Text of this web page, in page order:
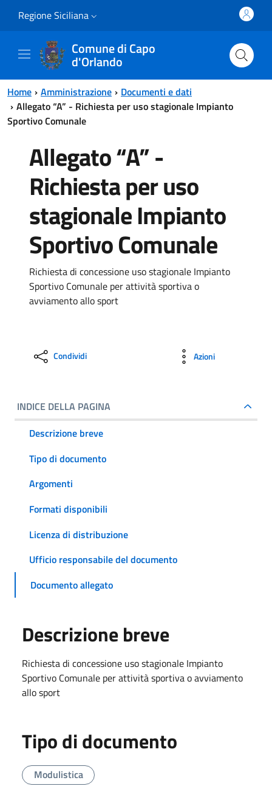
Regione Siciliana
Comune di Capo
d'Orlando
Home Amministrazione
Documenti e dati
Allegato “A” - Richiesta per uso stagionale Impianto
Sportivo Comunale
Allegato “A” -
Richiesta per uso
stagionale Impianto
Sportivo Comunale
Richiesta di concessione uso stagionale Impianto
Sportivo Comunale per attività sportiva o
avviamento allo sport
Condividi Azioni
INDICE DELLA PAGINA
Descrizione breve
Tipo di documento
Argomenti
Formati disponibili
Licenza di distribuzione
Ufficio responsabile del documento
Documento allegato
Descrizione breve
Richiesta di concessione uso stagionale Impianto
Sportivo Comunale per attività sportiva o avviamento
allo sport
Tipo di documento
Modulistica